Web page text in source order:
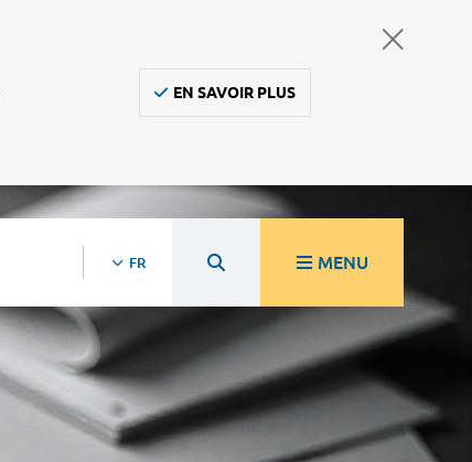
EN SAVOIR PLUS
FR MENU